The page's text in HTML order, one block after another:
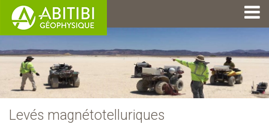
Levés magnétotelluriques